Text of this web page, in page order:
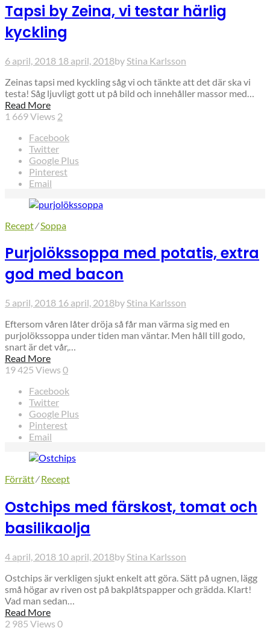
Tapsi by Zeina, vi testar härlig
kyckling
6 april, 2018 18 april, 2018by Stina Karlsson
Zeinas tapsi med kyckling såg vi och tänkte att det där ska vi
testa! Såg ljuvligt gott ut på bild och innehåller massor med…
Read More
1 669Views 2
Facebook
Twitter
Google Plus
Pinterest
Email
Recept⁄Soppa
Purjolökssoppa med potatis, extra
god med bacon
5 april, 2018 16 april, 2018byStina Karlsson
Eftersom våren låter dröja så får man värma sig med en
purjolökssoppa under tiden man väntar. Men håll till godo,
snart är det vår,…
Read More
19 425 Views 0
Facebook
Twitter
Google Plus
Pinterest
Email
Förrätt⁄Recept
Ostchips med färskost, tomat och
basilikaolja
4 april, 2018 10 april, 2018byStina Karlsson
Ostchips är verkligen sjukt enkelt att göra. Sätt på ugnen, lägg
små högar av riven ost på bakplåtspapper och grädda. Klart!
Vad man sedan…
Read More
2 985 Views 0